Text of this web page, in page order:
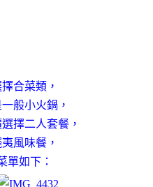
合菜類，
般小火鍋，
擇二人套餐，
風味餐，
單如下：